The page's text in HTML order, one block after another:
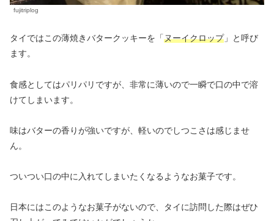
fujitriplog
タイではこの薄焼きバタークッキーを「ヌーイクロップ」と呼び
ます。
食感としてはパリパリですが、非常に薄いので一瞬で口の中で溶
けてしまいます。
味はバターの香りが強いですが、軽いのでしつこさは感じませ
ん。
ついつい口の中に入れてしまいたくなるようなお菓子です。
日本にはこのようなお菓子がないので、タイに訪問した際はぜひ